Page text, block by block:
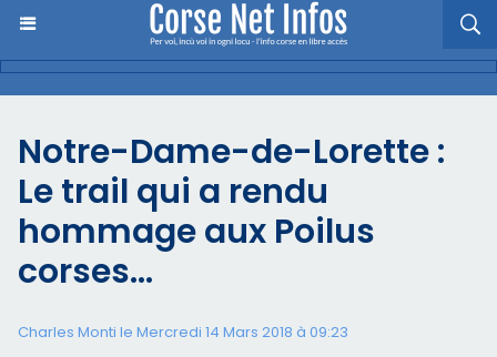
Notre-Dame-de-Lorette :
Le trail qui a rendu
hommage aux Poilus
corses…
Charles Monti le Mercredi 14 Mars 2018 à 09:23